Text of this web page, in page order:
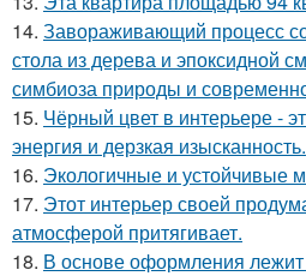
14. Завораживающий процесс
стола из дерева и эпоксидной
симбиоза природы и
15. Чёрный цвет в интерьере -
энергия и дерзкая изысканность.
16. Экологичные и устойчивые
17. Этот интерьер своей
атмосферой притягивает.
18. В основе оформления лежит